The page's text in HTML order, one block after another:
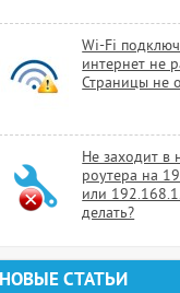
Wi-Fi
интернет не
Страницы не
Не заходит в
роутера на
или
делать?
НОВЫЕ СТАТЬИ